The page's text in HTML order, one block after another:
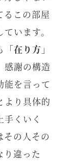
るこの部屋
います。
「在り方」
感謝の構造
能を言って
より具体的
くいく
の人その
り違った